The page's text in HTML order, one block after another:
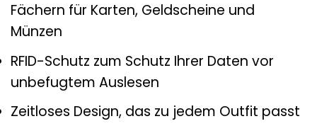
Fächern für Karten, Geldscheine und
Münzen
RFID-Schutz zum Schutz Ihrer Daten vor
unbefugtem Auslesen
Zeitloses Design, das zu jedem Outfit passt